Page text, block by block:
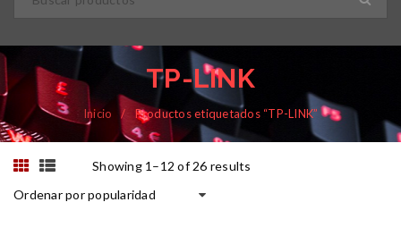
TP-LINK
Inicio / Productos etiquetados “TP-LINK”
Showing 1–12 of 26 results
Ordenar por popularidad